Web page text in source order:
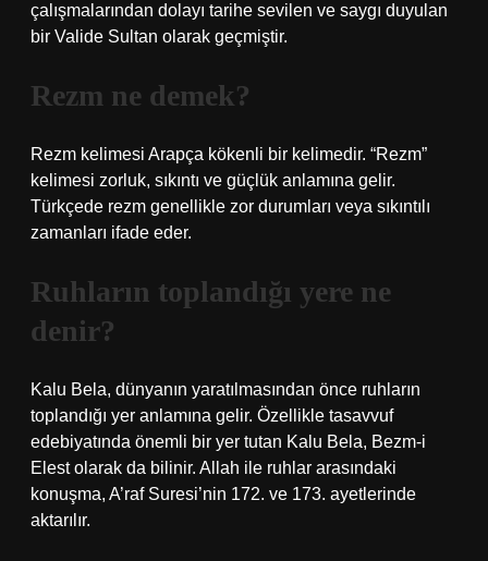
çalışmalarından dolayı tarihe sevilen ve saygı duyulan
bir Valide Sultan olarak geçmiştir.
Rezm ne demek?
Rezm kelimesi Arapça kökenli bir kelimedir. “Rezm”
kelimesi zorluk, sıkıntı ve güçlük anlamına gelir.
Türkçede rezm genellikle zor durumları veya sıkıntılı
zamanları ifade eder.
Ruhların toplandığı yere ne
denir?
Kalu Bela, dünyanın yaratılmasından önce ruhların
toplandığı yer anlamına gelir. Özellikle tasavvuf
edebiyatında önemli bir yer tutan Kalu Bela, Bezm-i
Elest olarak da bilinir. Allah ile ruhlar arasındaki
konuşma, A’raf Suresi’nin 172. ve 173. ayetlerinde
aktarılır.